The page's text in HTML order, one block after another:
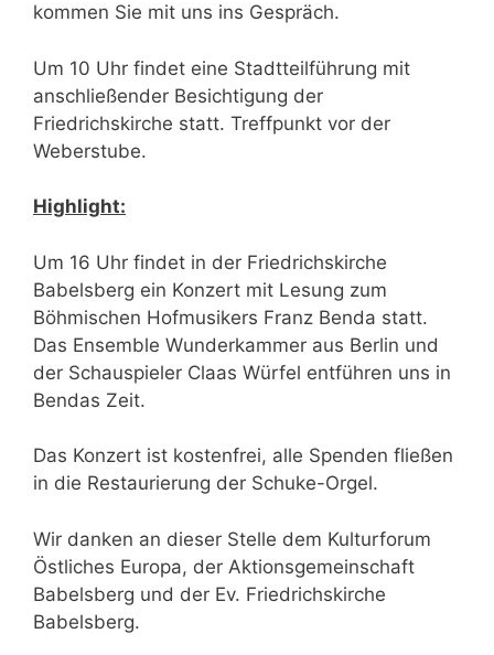
kommen Sie mit uns ins Gespräch.
Um 10 Uhr findet eine Stadtteilführung mit
anschließender Besichtigung der
Friedrichskirche statt. Treffpunkt vor der
Weberstube.
Highlight:
Um 16 Uhr findet in der Friedrichskirche
Babelsberg ein Konzert mit Lesung zum
Böhmischen Hofmusikers Franz Benda statt.
Das Ensemble Wunderkammer aus Berlin und
der Schauspieler Claas Würfel entführen uns in
Bendas Zeit.
Das Konzert ist kostenfrei, alle Spenden fließen
in die Restaurierung der Schuke-Orgel.
Wir danken an dieser Stelle dem Kulturforum
Östliches Europa, der Aktionsgemeinschaft
Babelsberg und der Ev. Friedrichskirche
Babelsberg.